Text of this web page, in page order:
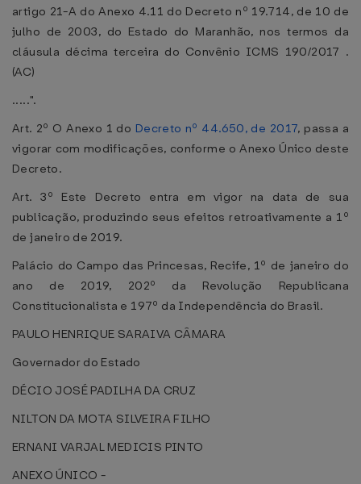
artigo 21-A do Anexo 4.11 do Decreto nº 19.714, de 10 de
julho de 2003, do Estado do Maranhão, nos termos da
cláusula décima terceira do Convênio ICMS 190/2017 .
(AC)
.....".
Art. 2º O Anexo 1 do Decreto nº 44.650, de 2017, passa a
vigorar com modificações, conforme o Anexo Único deste
Decreto.
Art. 3º Este Decreto entra em vigor na data de sua
publicação, produzindo seus efeitos retroativamente a 1º
de janeiro de 2019.
Palácio do Campo das Princesas, Recife, 1º de janeiro do
ano de 2019, 202º da Revolução Republicana
Constitucionalista e 197º da Independência do Brasil.
PAULO HENRIQUE SARAIVA CÂMARA
Governador do Estado
DÉCIO JOSÉ PADILHA DA CRUZ
NILTON DA MOTA SILVEIRA FILHO
ERNANI VARJAL MEDICIS PINTO
ANEXO ÚNICO -